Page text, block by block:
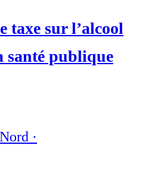
taxe sur l’alcool
santé publique
·